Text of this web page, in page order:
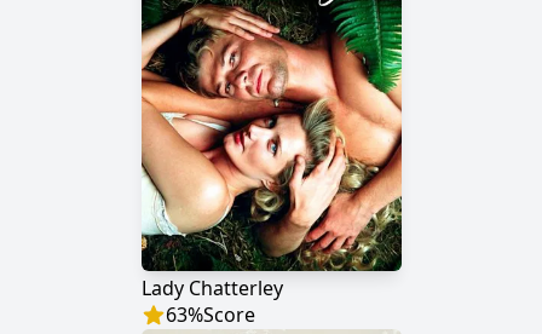
Lady Chatterley
63%Score